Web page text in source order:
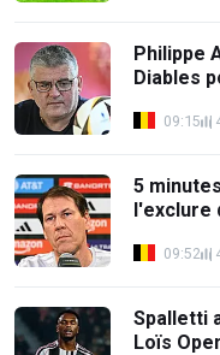
Philippe
Diables
09:15
5
l'exclure
09:52
Spalletti
Loïs